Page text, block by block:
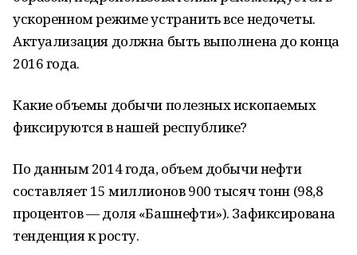
ускоренном режиме устранить все недочеты.
Актуализация должна быть выполнена до конца
2016 года.
Какие объемы добычи полезных ископаемых
фиксируются в нашей республике?
По данным 2014 года, объем добычи нефти
составляет 15 миллионов 900 тысяч тонн (98,8
процентов — доля «Башнефти»). Зафиксирована
тенденция к росту.